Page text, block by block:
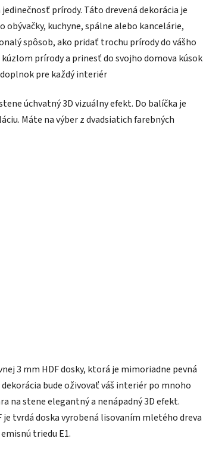
prírody. Táto drevená dekorácia je
kuchyne, spálne alebo kancelárie,
spôsob, ako pridať trochu prírody do vášho
prírody a prinesť do svojho domova kúsok
doplnok pre každý interiér
úchvatný 3D vizuálny efekt. Do balíčka je
Máte na výber z dvadsiatich farebných
3 mm HDF dosky, ktorá je mimoriadne pevná
bude oživovať váš interiér po mnoho
na stene elegantný a nenápadný 3D efekt.
tvrdá doska vyrobená lisovaním mletého dreva
triedu E1.